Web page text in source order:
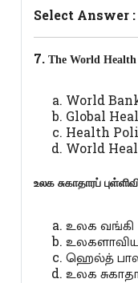
Select Answer :
7.The World Health
World
Global
Health
World
உலக சுகாதாரப்
உலக வங்கி
உலகளாவிய
ஹெல்த்
உலக